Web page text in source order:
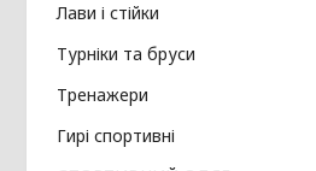
Лави і стійки
Турніки та бруси
Тренажери
Гирі спортивні